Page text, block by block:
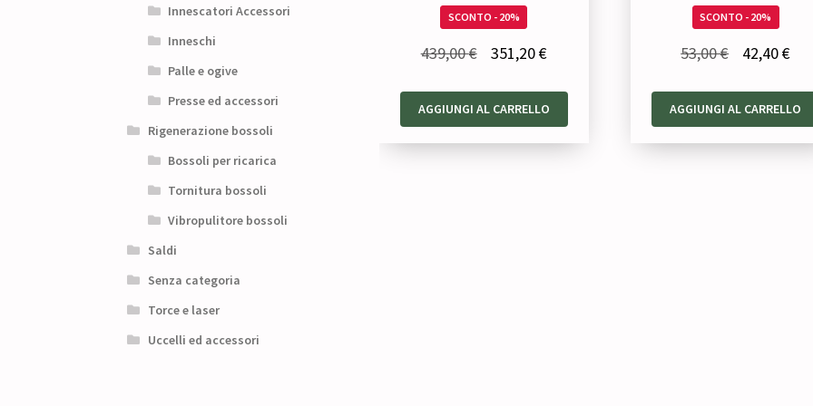
SCONTO - 20%
439,00€
originale
era:
351,20€Il
attuale
è:
AGGIUNGI AL CARRELLO
SCONTO - 20%
53,00€
originale
era:
42,40€Il
è:
AGGIUNGI AL CARRELLO
Innescatori Accessori
Inneschi
Palle e ogive
Presse ed accessori
Rigenerazione bossoli
Bossoli per ricarica
Tornitura bossoli
Vibropulitore bossoli
Saldi
Senza categoria
Torce e laser
Uccelli ed accessori